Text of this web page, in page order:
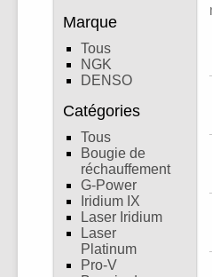
Marque
Tous
NGK
DENSO
Catégories
Tous
Bougie de
réchauffement
G-Power
Iridium IX
Laser Iridium
Laser
Platinum
Pro-V